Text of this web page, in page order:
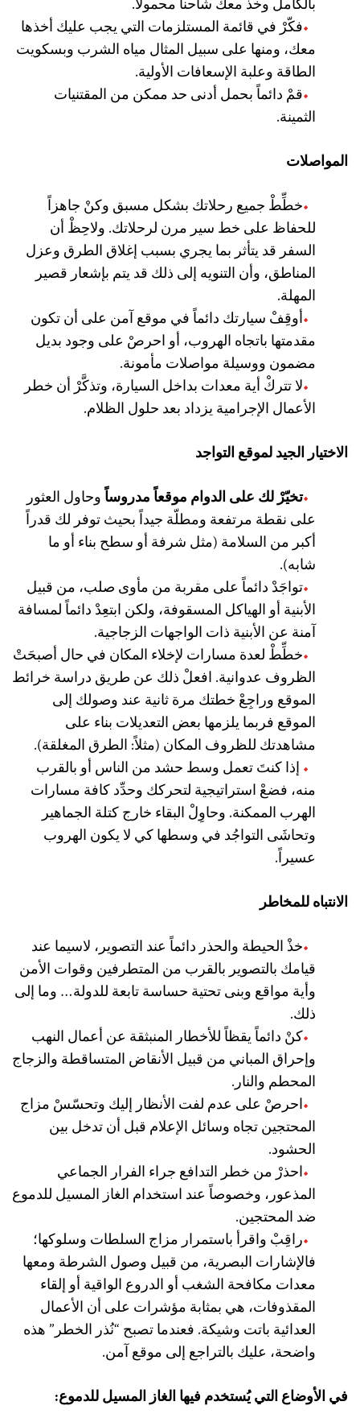
بالكامل وخذْ معك شاحناً محمولاً.
فكّرْ في قائمة المستلزمات التي يجب عليك أخذها
معك، ومنها على سبيل المثال مياه الشرب وبسكويت
الطاقة وعلبة الإسعافات الأولية.
قمْ دائماً بحمل أدنى حد ممكن من المقتنيات
الثمينة.
المواصلات
خطِّطْ جميع رحلاتك بشكل مسبق وكنْ جاهزاً
للحفاظ على خط سير مرن لرحلاتك. ولاحِظْ أن
السفر قد يتأثر بما يجري بسبب إغلاق الطرق وعزل
المناطق، وأن التنويه إلى ذلك قد يتم بإشعار قصير
المهلة.
أوقِفْ سيارتك دائماً في موقع آمن على أن تكون
مقدمتها باتجاه الهروب، أو احرصْ على وجود بديل
مضمون ووسيلة مواصلات مأمونة.
لا تتركْ أية معدات بداخل السيارة، وتذكَّرْ أن خطر
الأعمال الإجرامية يزداد بعد حلول الظلام.
الاختيار الجيد لموقع التواجد
تخيّرْ لك على الدوام موقعاً مدروساًوحاول العثور
على نقطة مرتفعة ومطلّة جيداً بحيث توفر لك قدراً
أكبر من السلامة (مثل شرفة أو سطح بناء أو ما
شابه).
تواجَدْ دائماً على مقربة من مأوى صلب، من قبيل
الأبنية أو الهياكل المسقوفة، ولكن ابتعِدْ دائماً لمسافة
آمنة عن الأبنية ذات الواجهات الزجاجية.
خطِّطْ لعدة مسارات لإخلاء المكان في حال أصبحَتْ
الظروف عدوانية. افعلْ ذلك عن طريق دراسة خرائط
الموقع وراجِعْ خطتك مرة ثانية عند وصولك إلى
الموقع فربما يلزمها بعض التعديلات بناء على
مشاهدتك للظروف المكان (مثلاً: الطرق المغلقة).
إذا كنتَ تعمل وسط حشد من الناس أو بالقرب
منه، فضعْ استراتيجية لتحركك وحدِّد كافة مسارات
الهرب الممكنة. وحاوِلْ البقاء خارج كتلة الجماهير
وتحاشَى التواجُد في وسطها كي لا يكون الهروب
عسيراً.
الانتباه للمخاطر
خذْ الحيطة والحذر دائماً عند التصوير، لاسيما عند
قيامك بالتصوير بالقرب من المتطرفين وقوات الأمن
وأية مواقع وبنى تحتية حساسة تابعة للدولة… وما إلى
ذلك.
كنْ دائماً يقظاً للأخطار المنبثقة عن أعمال النهب
وإحراق المباني من قبيل الأنقاض المتساقطة والزجاج
المحطم والنار.
احرصْ على عدم لفت الأنظار إليك وتحسّسْ مزاج
المحتجين تجاه وسائل الإعلام قبل أن تدخل بين
الحشود.
احذرْ من خطر التدافع جراء الفرار الجماعي
المذعور، وخصوصاً عند استخدام الغاز المسيل للدموع
ضد المحتجين.
راقِبْ واقرأ باستمرار مزاج السلطات وسلوكها؛
فالإشارات البصرية، من قبيل وصول الشرطة ومعها
معدات مكافحة الشغب أو الدروع الواقية أو إلقاء
المقذوفات، هي بمثابة مؤشرات على أن الأعمال
العدائية باتت وشيكة. فعندما تصبح “نُذر الخطر” هذه
واضحة، عليك بالتراجع إلى موقع آمن.
في الأوضاع التي يُستخدم فيها الغاز المسيل للدموع: